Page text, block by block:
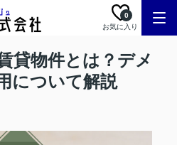
お気に入り
0
貸物件とは？デメ
について解説